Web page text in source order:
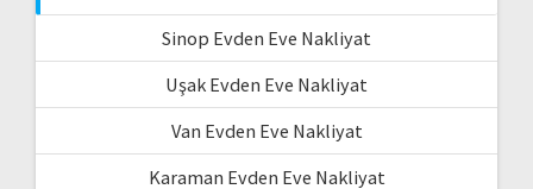
Sinop Evden Eve Nakliyat
Uşak Evden Eve Nakliyat
Van Evden Eve Nakliyat
Karaman Evden Eve Nakliyat